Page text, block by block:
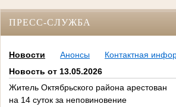
ПРЕСС-СЛУЖБА
Новости Анонсы
Контактная
Новость от 13.05.2026
Житель Октябрьского района арестован
на 14 суток за неповиновение